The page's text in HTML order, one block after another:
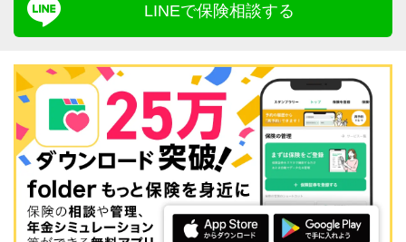
LINEで保険相談する